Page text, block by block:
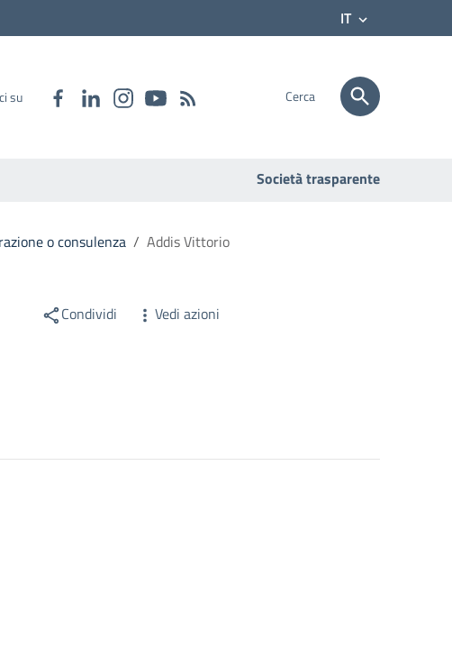
IT
su Cerca
Società trasparente
o consulenza / Addis Vittorio
Condividi Vedi azioni